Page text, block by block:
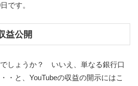
です。
益公開
しょうか？ いいえ、単なる銀行口
・と、YouTubeの収益の開示にはこ